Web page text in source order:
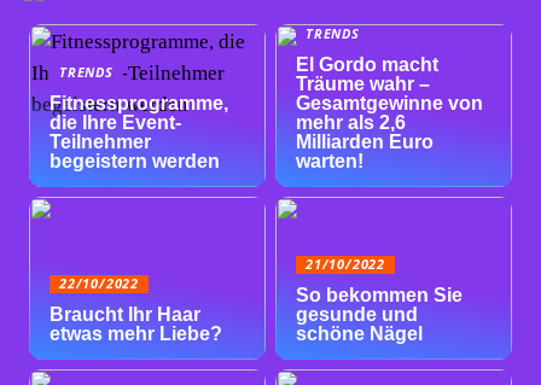
TRENDS
Fitnessprogramme,
die Ihre Event-
Teilnehmer
begeistern werden
TRENDS
El Gordo macht
Träume wahr –
Gesamtgewinne von
mehr als 2,6
Milliarden Euro
warten!
22/10/2022
Braucht Ihr Haar
etwas mehr Liebe?
21/10/2022
So bekommen Sie
gesunde und
schöne Nägel